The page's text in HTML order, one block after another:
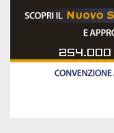
254.000